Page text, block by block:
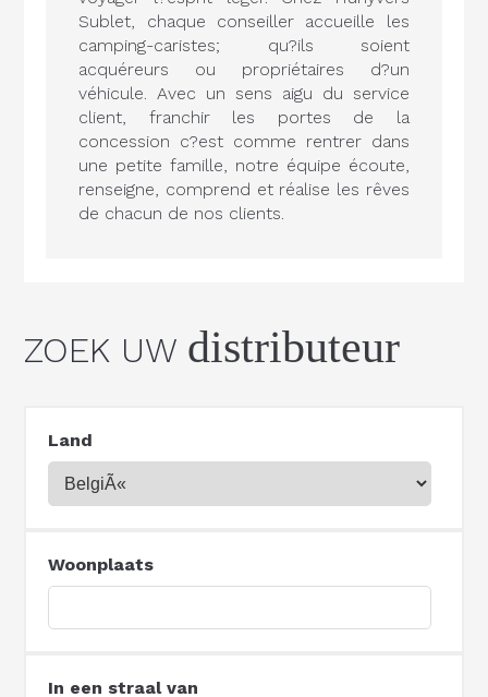
Sublet, chaque conseiller accueille les
camping-caristes; qu?ils soient
acquéreurs ou propriétaires d?un
véhicule. Avec un sens aigu du service
client, franchir les portes de la
concession c?est comme rentrer dans
une petite famille, notre équipe écoute,
renseigne, comprend et réalise les rêves
de chacun de nos clients.
ZOEK UW distributeur
Land
Woonplaats
In een straal van